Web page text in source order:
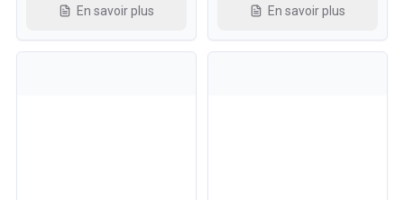
En savoir plus En savoir plus